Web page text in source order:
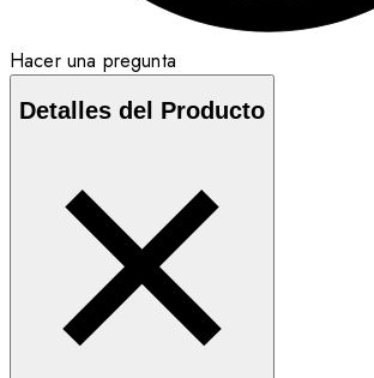
Hacer una pregunta
Detalles del Producto